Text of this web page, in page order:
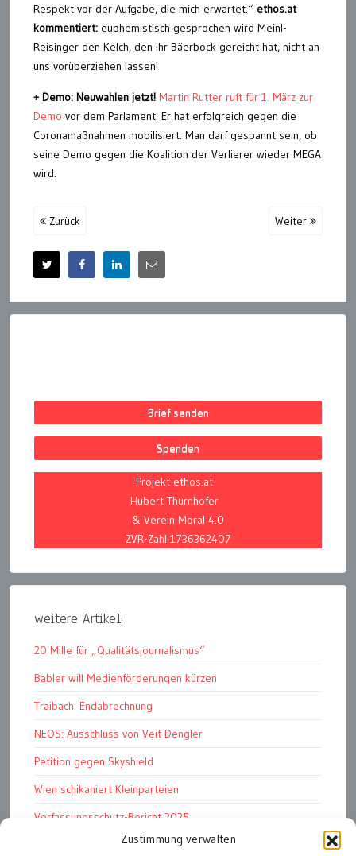
Zustimmung verwalten
Respekt vor der Aufgabe, die mich erwartet.“ ethos.at
kommentiert: euphemistisch gesprochen wird Meinl-
Reisinger den Kelch, den ihr Bäerbock gereicht hat, nicht an
uns vorüberziehen lassen!
+ Demo: Neuwahlen jetzt! Martin Rutter ruft für 1. März zur
Demo vor dem Parlament. Er hat erfolgreich gegen die
Coronamaßnahmen mobilisiert. Man darf gespannt sein, ob
seine Demo gegen die Koalition der Verlierer wieder MEGA
wird.
Zurück Weiter
Brief senden
Spenden
Projekt ethos.at
Hubert Thurnhofer
& Verein Moral 4.0
ZVR-Zahl 1736362407
weitere Artikel:
20 Mille für „Qualitätsjournalismus“
Babler will Medienförderungen kürzen
Traibach: Endabrechnung
NEOS: Ausschluss von Veit Dengler
Petition gegen Skyshield
Wien schikaniert Kleinparteien
Verfassungsschutz-Bericht 2025
Ziel: endloser Krieg